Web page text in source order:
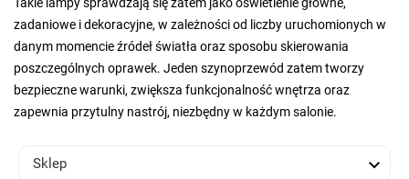
zadaniowe i dekoracyjne, w zależności od liczby uruchomionych w
danym momencie źródeł światła oraz sposobu skierowania
poszczególnych oprawek. Jeden szynoprzewód zatem tworzy
bezpieczne warunki, zwiększa funkcjonalność wnętrza oraz
zapewnia przytulny nastrój, niezbędny w każdym salonie.
Sklep 